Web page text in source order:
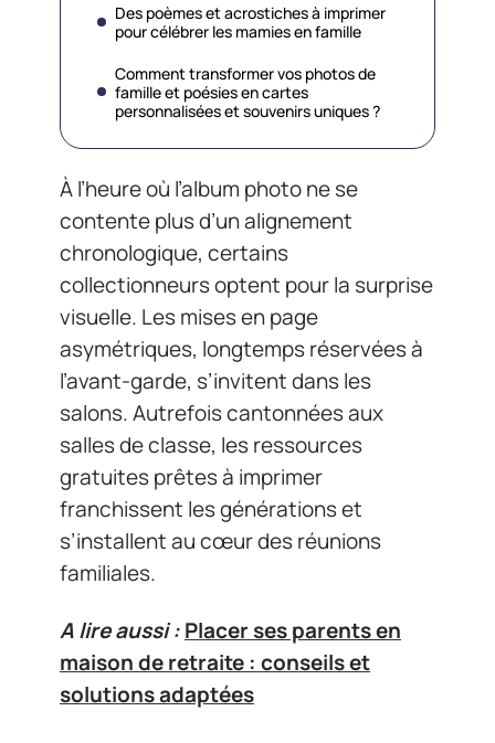
Des poèmes et acrostiches à imprimer
pour célébrer les mamies en famille
Comment transformer vos photos de
famille et poésies en cartes
personnalisées et souvenirs uniques ?
À l’heure où l’album photo ne se
contente plus d’un alignement
chronologique, certains
collectionneurs optent pour la surprise
visuelle. Les mises en page
asymétriques, longtemps réservées à
l’avant-garde, s’invitent dans les
salons. Autrefois cantonnées aux
salles de classe, les ressources
gratuites prêtes à imprimer
franchissent les générations et
s’installent au cœur des réunions
familiales.
A lire aussi :Placer ses parents en
maison de retraite : conseils et
solutions adaptées